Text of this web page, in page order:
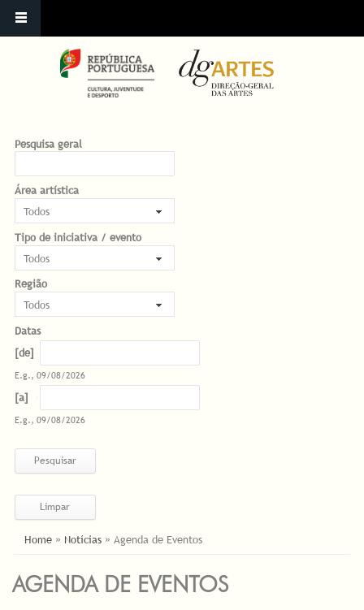
Pesquisa geral
Área artística
Tipo de iniciativa / evento
Região
Datas
Datas
Date
E.g., 09/08/2026
Datas
Date
E.g., 09/08/2026
ESTÁ AQUI
Home » Notícias » Agenda de Eventos
AGENDA DE EVENTOS